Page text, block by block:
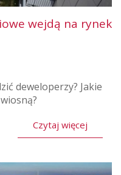
wejdą na rynek
deweloperzy? Jakie
Czytaj więcej